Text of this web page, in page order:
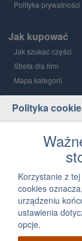
Polityka
Korzystanie z
cookies
urządzeniu
ustawienia
opcje.
Polityka prywatności
Jak kupować
Jak szukać części
Strefa dla firm
Mapa kategorii
Grupa PGD i
12 300 03 05
Napisz, jak